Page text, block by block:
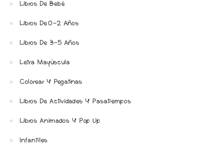
Libros De Bebé
Libros De 0-2 Años
Libros De 3-5 Años
Letra Mayúscula
Colorear Y Pegatinas
Libros De Actividades Y Pasatiempos
Libros Animados Y Pop Up
Infantiles